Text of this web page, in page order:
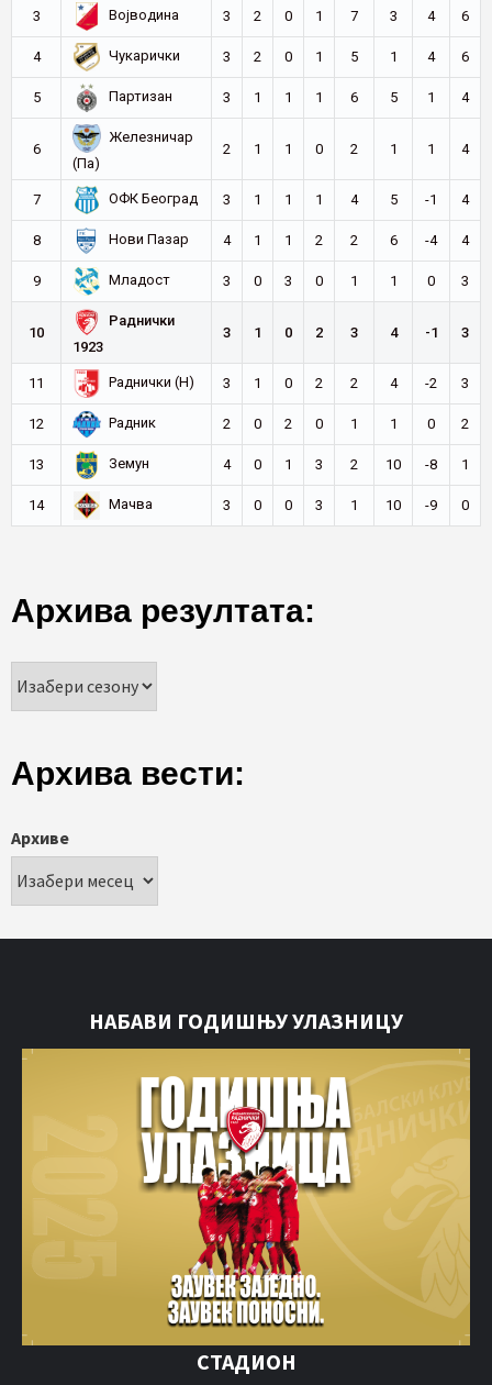
3 Војводина 3 2 0 1 7 3 4 6
4 Чукарички 3 2 0 1 5 1 4 6
5 Партизан 3 1 1 1 6 5 1 4
6
Железничар
(Па)
2 1 1 0 2 1 1 4
7 ОФК Београд 3 1 1 1 4 5 -1 4
8 Нови Пазар 4 1 1 2 2 6 -4 4
9 Младост 3 0 3 0 1 1 0 3
10
Раднички
1923
3 1 0 2 3 4 -1 3
11 Раднички (Н) 3 1 0 2 2 4 -2 3
12 Радник 2 0 2 0 1 1 0 2
13 Земун 4 0 1 3 2 10 -8 1
14 Мачва 3 0 0 3 1 10 -9 0
Архива резултата:
Архива вести:
Архиве
НАБАВИ ГОДИШЊУ УЛАЗНИЦУ
СТАДИОН